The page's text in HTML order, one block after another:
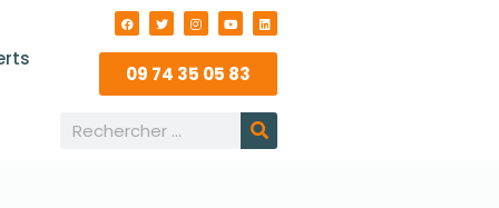
09 74 35 05 83